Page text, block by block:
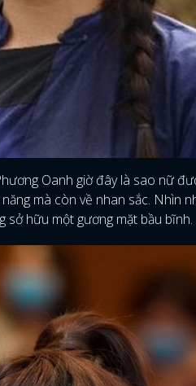
ĐĂNG NHẬP
FACEBOOK
Oanh giờ đây là sao nữ
mà còn về nhan sắc. Nhìn
sở hữu một gương mặt bầu bĩnh.